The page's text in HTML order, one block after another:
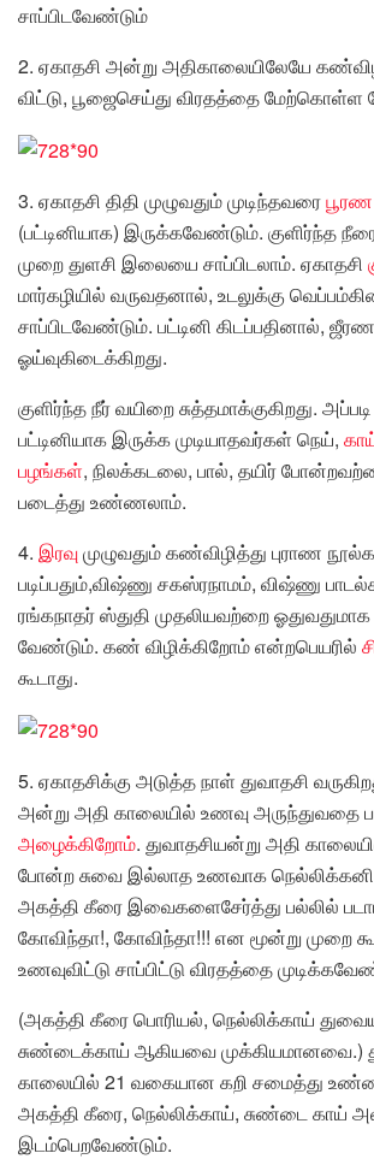
சாப்பிடவேண்டும்
2. ஏகாதசி அன்று அதிகாலையிலேயே
விட்டு, பூஜைசெய்து விரதத்தை மேற்கொள்ள
3. ஏகாதசி திதி முழுவதும் முடிந்தவரை
(பட்டினியாக) இருக்கவேண்டும். குளிர்ந்த
முறை துளசி இலையை சாப்பிடலாம். ஏகாதசி
மார்கழியில் வருவதனால், உடலுக்கு
சாப்பிடவேண்டும். பட்டினி கிடப்பதினால், ஜீரண
ஓய்வுகிடைக்கிறது.
குளிர்ந்த நீர் வயிறை சுத்தமாக்குகிறது.
பட்டினியாக இருக்க முடியாதவர்கள் நெய்,
பழங்கள், நிலக்கடலை, பால், தயிர்
படைத்து உண்ணலாம்.
4. இரவுமுழுவதும் கண்விழித்து புராண
படிப்பதும்,விஷ்ணு சகஸ்ரநாமம், விஷ்ணு
ரங்கநாதர் ஸ்துதி முதலியவற்றை
வேண்டும். கண் விழிக்கிறோம் என்றபெயரில்
கூடாது.
5. ஏகாதசிக்கு அடுத்த நாள் துவாதசி
அன்று அதி காலையில் உணவு
அழைக்கிறோம். துவாதசியன்று அதி
போன்ற சுவை இல்லாத உணவாக
அகத்தி கீரை இவைகளைசேர்த்து பல்லில்
கோவிந்தா!, கோவிந்தா!!! என மூன்று முறை
உணவுவிட்டு சாப்பிட்டு விரதத்தை
(அகத்தி கீரை பொரியல், நெல்லிக்காய்
சுண்டைக்காய் ஆகியவை முக்கியமானவை.)
காலையில் 21 வகையான கறி சமைத்து
அகத்தி கீரை, நெல்லிக்காய், சுண்டை காய்
இடம்பெறவேண்டும்.